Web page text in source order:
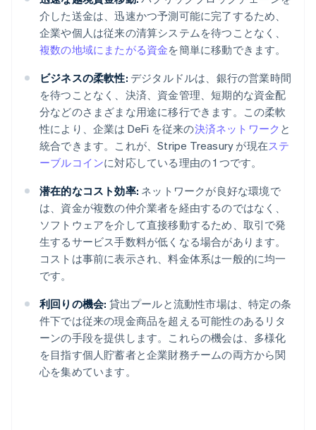
介した送金は、迅速かつ予測可能に完了するため、
企業や個人は従来の清算システムを待つことなく、
複数の地域にまたがる資金を簡単に移動できます。
ビジネスの柔軟性: デジタルドルは、銀行の営業時間
を待つことなく、決済、資金管理、短期的な資金配
分などのさまざまな用途に移行できます。この柔軟
性により、企業は DeFi を従来の決済ネットワーク と
統合できます。これが、Stripe Treasury が現在ステ
ーブルコインに対応している理由の 1 つです。
潜在的なコスト効率: ネットワークが良好な環境で
は、資金が複数の仲介業者を経由するのではなく、
ソフトウェアを介して直接移動するため、取引で発
生するサービス手数料が低くなる場合があります。
コストは事前に表示され、料金体系は一般的に均一
です。
利回りの機会: 貸出プールと流動性市場は、特定の条
件下では従来の現金商品を超える可能性のあるリタ
ーンの手段を提供します。これらの機会は、多様化
を目指す個人貯蓄者と企業財務チームの両方から関
心を集めています。